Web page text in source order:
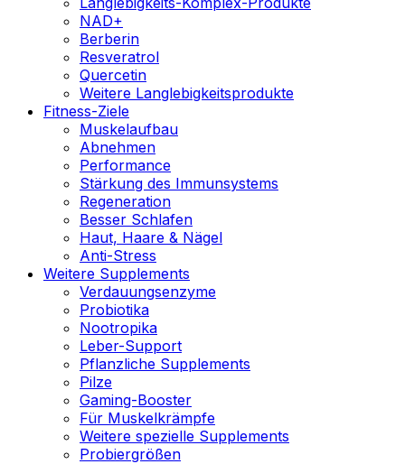
NAD+
Berberin
Resveratrol
Quercetin
Weitere Langlebigkeitsprodukte
Fitness-Ziele
Muskelaufbau
Abnehmen
Performance
Stärkung des Immunsystems
Regeneration
Besser Schlafen
Haut, Haare & Nägel
Anti-Stress
Weitere Supplements
Verdauungsenzyme
Probiotika
Nootropika
Leber-Support
Pflanzliche Supplements
Pilze
Gaming-Booster
Für Muskelkrämpfe
Weitere spezielle Supplements
Probiergrößen